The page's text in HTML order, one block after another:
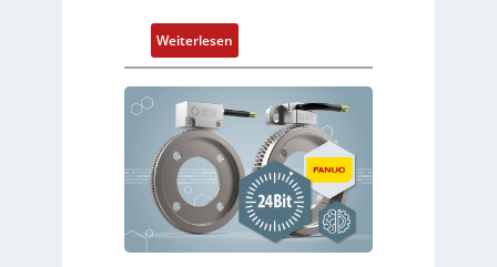
s
s
t
s
c
h
f
l
Weiterlesen:
M
o
b
l
u
n
k